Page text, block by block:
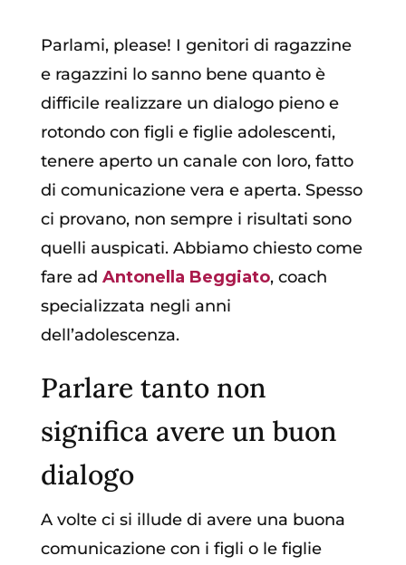
Parlami, please! I genitori di ragazzine
e ragazzini lo sanno bene quanto è
difficile realizzare un dialogo pieno e
rotondo con figli e figlie adolescenti,
tenere aperto un canale con loro, fatto
di comunicazione vera e aperta. Spesso
ci provano, non sempre i risultati sono
quelli auspicati. Abbiamo chiesto come
fare ad Antonella Beggiato, coach
specializzata negli anni
dell’adolescenza.
Parlare tanto non
significa avere un buon
dialogo
A volte ci si illude di avere una buona
comunicazione con i figli o le figlie